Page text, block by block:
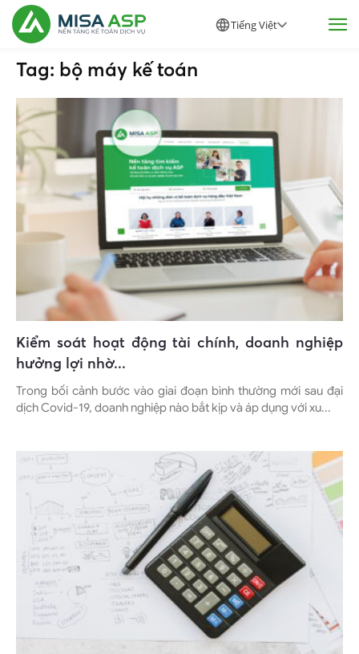
Tiếng Việt
Tag: bộ máy kế toán
Kiểm soát hoạt động tài chính, doanh nghiệp
hưởng lợi nhờ...
Trong bối cảnh bước vào giai đoạn bình thường mới sau đại
dịch Covid-19, doanh nghiệp nào bắt kịp và áp dụng với xu...